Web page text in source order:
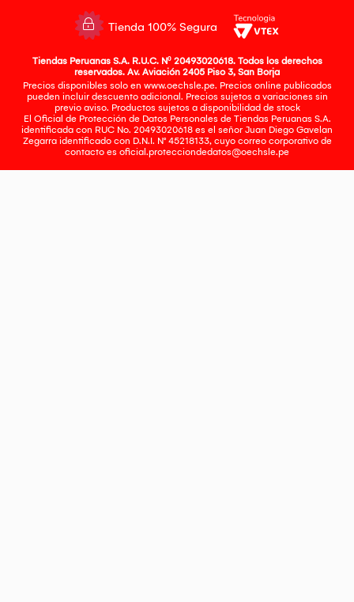
Tienda 100% Segura
Tiendas Peruanas S.A. R.U.C. Nº 20493020618. Todos los derechos
reservados. Av. Aviación 2405 Piso 3, San Borja
Precios disponibles solo en www.oechsle.pe. Precios online publicados
pueden incluir descuento adicional. Precios sujetos a variaciones sin
previo aviso. Productos sujetos a disponibilidad de stock
El Oficial de Protección de Datos Personales de Tiendas Peruanas S.A.
identificada con RUC No. 20493020618 es el señor Juan Diego Gavelan
Zegarra identificado con D.N.I. N° 45218133, cuyo correo corporativo de
contacto es oficial.protecciondedatos@oechsle.pe